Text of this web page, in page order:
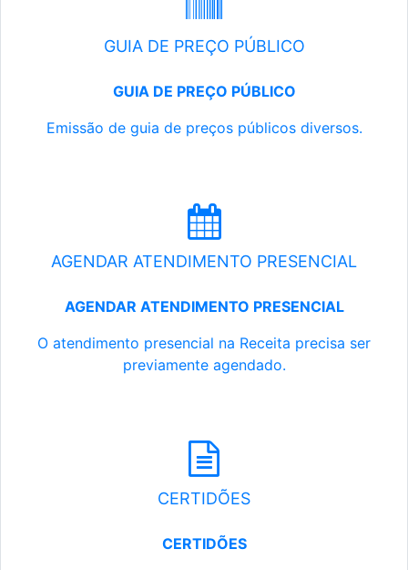
GUIA DE PREÇO PÚBLICO
GUIA DE PREÇO PÚBLICO
Emissão de guia de preços públicos diversos.
AGENDAR ATENDIMENTO PRESENCIAL
AGENDAR ATENDIMENTO PRESENCIAL
O atendimento presencial na Receita precisa ser
previamente agendado.
CERTIDÕES
CERTIDÕES